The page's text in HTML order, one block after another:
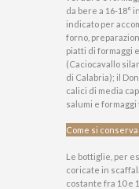
da bere a 16-18°
indicato per
forno,
piatti di formaggi
(Caciocavallo
di Calabria); il
calici di media
salumi e formaggi
Come si
Le bottiglie, per
coricate in
costante fra 10 e